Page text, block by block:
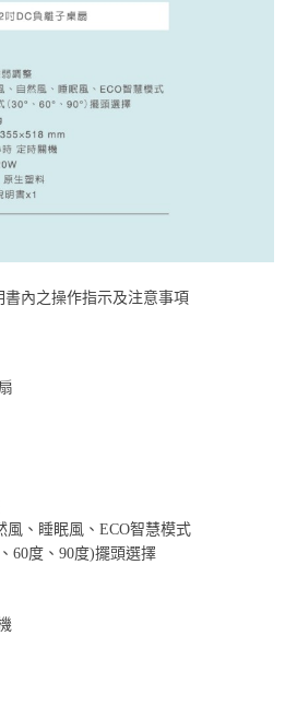
內之操作指示及注意事項
風、睡眠風、ECO智慧模式
60度、90度)擺頭選擇